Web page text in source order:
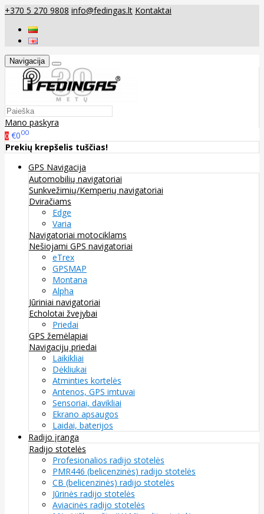
+370 5 270 9808 info@fedingas.lt Kontaktai
Navigacija
Mano paskyra
0 €000
Prekių krepšelis tuščias!
GPS Navigacija
Automobilių navigatoriai
Sunkvežimių/Kemperių navigatoriai
Dviračiams
Edge
Varia
Navigatoriai motociklams
Nešiojami GPS navigatoriai
eTrex
GPSMAP
Montana
Alpha
Jūriniai navigatoriai
Echolotai žvejybai
Priedai
GPS žemėlapiai
Navigacijų priedai
Laikikliai
Dėkliukai
Atminties kortelės
Antenos, GPS imtuvai
Sensoriai, davikliai
Ekrano apsaugos
Laidai, baterijos
Radijo įranga
Radijo stotelės
Profesionalios radijo stotelės
PMR446 (belicenzinės) radijo stotelės
CB (belicenzinės) radijo stotelės
Jūrinės radijo stotelės
Aviacinės radijo stotelės